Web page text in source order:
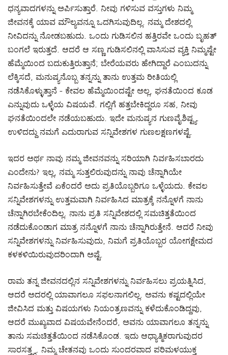
ಧನ್ಯವಾದಗಳನ್ನು ಅರ್ಪಿಸುತ್ತಾರೆ. ನೀವು ಗಳಿಸುವ ವಸ್ತುಗಳು ನಿಮ್ಮ
ಜೀವನಕ್ಕೆ ಯಾವ ಮೌಲ್ಯವನ್ನೂ ಒದಗಿಸುವುದಿಲ್ಲ. ನಮ್ಮ ದೇಶದಲ್ಲಿ
ನೀವಿದನ್ನು ನೋಡಬಹುದು. ಒಂದು ಗುಡಿಸಲಿನ ಹತ್ತಿರವೇ ಒಂದು ಬೃಹತ್
ಬಂಗಲೆ ಇರುತ್ತದೆ. ಆದರೆ ಆ ಸಣ್ಣ ಗುಡಿಸಲಿನಲ್ಲಿ ವಾಸಿಸುವ ವ್ಯಕ್ತಿ ನಿಮ್ಮಷ್ಟೇ
ಹೆಮ್ಮೆಯಿಂದ ಬದುಕುತ್ತಿರುತ್ತಾನೆ; ಬೇರೆಯವರು ಹೇಗಿದ್ದಾರೆ ಎಂಬುದನ್ನು
ಲೆಕ್ಕಿಸದೆ, ಮನುಷ್ಯನೊಬ್ಬ ತನ್ನನ್ನು ತಾನು ಉತ್ತಮ ರೀತಿಯಲ್ಲಿ
ನಡೆಸಿಕೊಳ್ಳುತ್ತಾನೆ - ಕೇವಲ ಹೆಮ್ಮೆಯಿಂದಷ್ಟೇ ಅಲ್ಲ, ಘನತೆಯಿಂದ ಕೂಡ
ಎನ್ನುವುದು ಒಳ್ಳೆಯ ವಿಷಯವೆ. ಗಲ್ಲಿಗೆ ಹತ್ತಬೇಕಿದ್ದರೂ ಸಹ, ನೀವು
ಘನತೆಯಿಂದಲೇ ನಡೆಯಬಹುದು. ಇದೇ ಮನುಷ್ಯನ ಗುಣವೈಶಿಷ್ಟ್ಯ.
ಉಳಿದದ್ದು ನಮಗೆ ಎದುರಾಗುವ ಸನ್ನಿವೇಶಗಳ ಗುಣಲಕ್ಷಣಗಳಷ್ಟೆ.
ಇದರ ಅರ್ಥ ನಾವು ನಮ್ಮ ಜೀವನವನ್ನು ಸರಿಯಾಗಿ ನಿರ್ವಹಿಸಬಾರದು
ಎಂದೇನು? ಇಲ್ಲ, ನಮ್ಮ ಸುತ್ತಲಿರುವುದನ್ನು ನಾವು ಚೆನ್ನಾಗಿಯೇ
ನಿರ್ವಹಿಸುತ್ತೇವೆ ಏಕೆಂದರೆ ಅದು ಪ್ರತಿಯೊಬ್ಬರಿಗೂ ಒಳ್ಳೆಯದು. ಕೇವಲ
ಸನ್ನಿವೇಶಗಳನ್ನು ಉತ್ತಮವಾಗಿ ನಿರ್ವಹಿಸಿದ ಮಾತ್ರಕ್ಕೆ ನನ್ನೊಳಗೆ ನಾನು
ಚೆನ್ನಾಗಿರಬೇಕೆಂದಿಲ್ಲ. ನಾನು ಪ್ರತಿ ಸನ್ನಿವೇಶದಲ್ಲಿ ಸಮಚಿತ್ತತೆಯಿಂದ
ನಡೆದುಕೊಂಡಾಗ ಮಾತ್ರ ನನ್ನೊಳಗೆ ನಾನು ಚೆನ್ನಾಗಿರುತ್ತೇನೆ. ಆದರೆ ನೀವು
ಸನ್ನಿವೇಶಗಳನ್ನು ನಿರ್ವಹಿಸುವುದು, ನಿಮಗೆ ಪ್ರತಿಯೊಬ್ಬರ ಯೋಗಕ್ಷೇಮದ
ಕಳಕಳಿಯಿರುವುದರಿಂದಾಗಿ ಅಷ್ಟೆ.
ರಾಮ ತನ್ನ ಜೀವನದಲ್ಲಿನ ಸನ್ನಿವೇಶಗಳನ್ನು ನಿರ್ವಹಿಸಲು ಪ್ರಯತ್ನಿಸಿದ,
ಆದರೆ ಅದರಲ್ಲಿ ಯಾವಾಗಲೂ ಸಫಲನಾಗಲಿಲ್ಲ. ಅವನು ಕಷ್ಟದಲ್ಲಿಯೇ
ಜೀವಿಸಿದ ಮತ್ತು ವಿಷಯಗಳು ನಿಯಂತ್ರಣವನ್ನು ಕಳೆದುಕೊಂಡಿದ್ದವು,
ಆದರೆ ಮುಖ್ಯವಾದ ವಿಷಯವೇನೆಂದರೆ, ಅವನು ಯಾವಾಗಲೂ ತನ್ನನ್ನು
ತಾನು ಸಮಚಿತ್ತತೆಯಿಂದ ನಡೆಸಿಕೊಂಡ. ಇದು ಆಧ್ಯಾತ್ಮಿಕರಾಗುವುದರ
ಸಾರಸತ್ತ್ವ. ನಿಮ್ಮ ಚೇತನವು ಒಂದು ಸುಂದರವಾದ ಪರಿಮಳಯುಕ್ತ